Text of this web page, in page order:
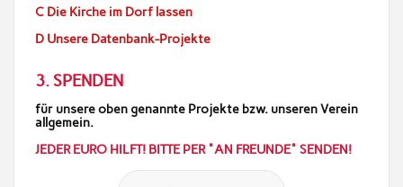
C Die Kirche im Dorf lassen
D Unsere Datenbank-Projekte
3. SPENDEN
für unsere oben genannte Projekte bzw. unseren Verein
allgemein.
JEDER EURO HILFT! BITTE PER "AN FREUNDE" SENDEN!